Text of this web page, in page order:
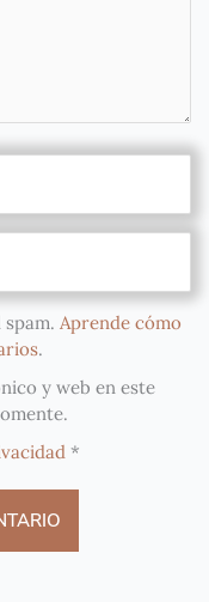
Aprende cómo
.
y web en este
*